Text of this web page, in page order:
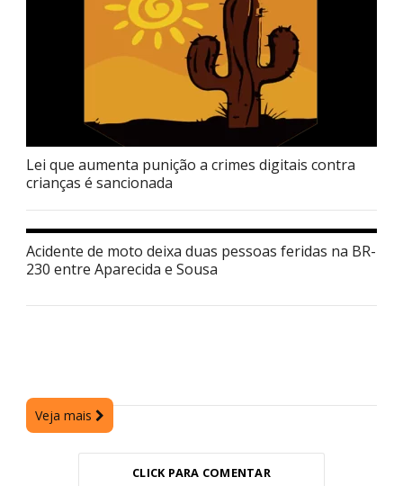
Lei que aumenta punição a crimes digitais contra
crianças é sancionada
Acidente de moto deixa duas pessoas feridas na BR-
230 entre Aparecida e Sousa
Veja mais
CLICK PARA COMENTAR